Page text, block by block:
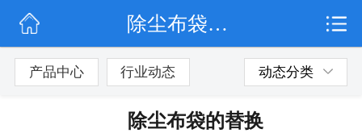
公司简介
除尘布袋的替换
产品中心 行业动态 动态分类
除尘布袋的替换